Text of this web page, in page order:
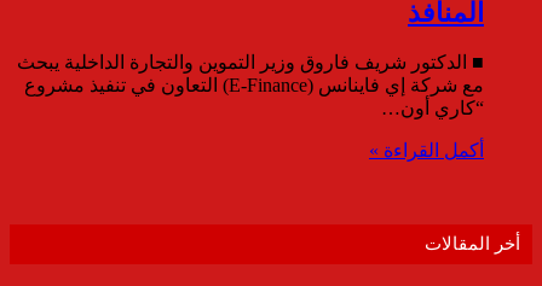
المنافذ
■ الدكتور شريف فاروق وزير التموين والتجارة الداخلية يبحث
مع شركة إي فاينانس (E-Finance) التعاون في تنفيذ مشروع
“كاري أون…
أكمل القراءة »
أخر المقالات